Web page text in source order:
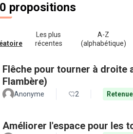
propositions
Les plus
récentes
A-Z
(alphabétique)
Flêche pour tourner à droite
Flambère)
Anonyme 2 Retenue
Améliorer l'espace pour les